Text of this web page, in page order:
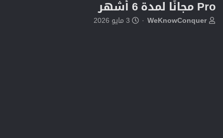
Pro مجانًا لمدة 6 أشهر
بWeKnowConquer
ت3 مايو 2026